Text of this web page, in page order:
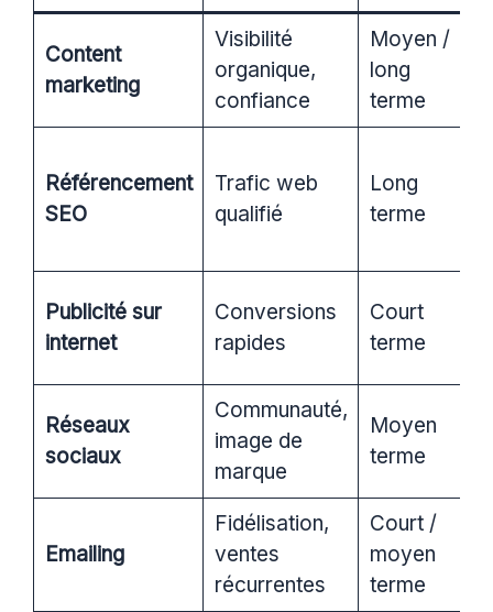
Content
marketing
Visibilité
organique,
confiance
Moyen /
long
terme
Référencement
SEO
Trafic web
qualifié
Long
terme
Publicité sur
internet
Conversions
rapides
Court
terme
Réseaux
sociaux
Communauté,
image de
marque
Moyen
terme
Emailing
Fidélisation,
ventes
récurrentes
Court /
moyen
terme